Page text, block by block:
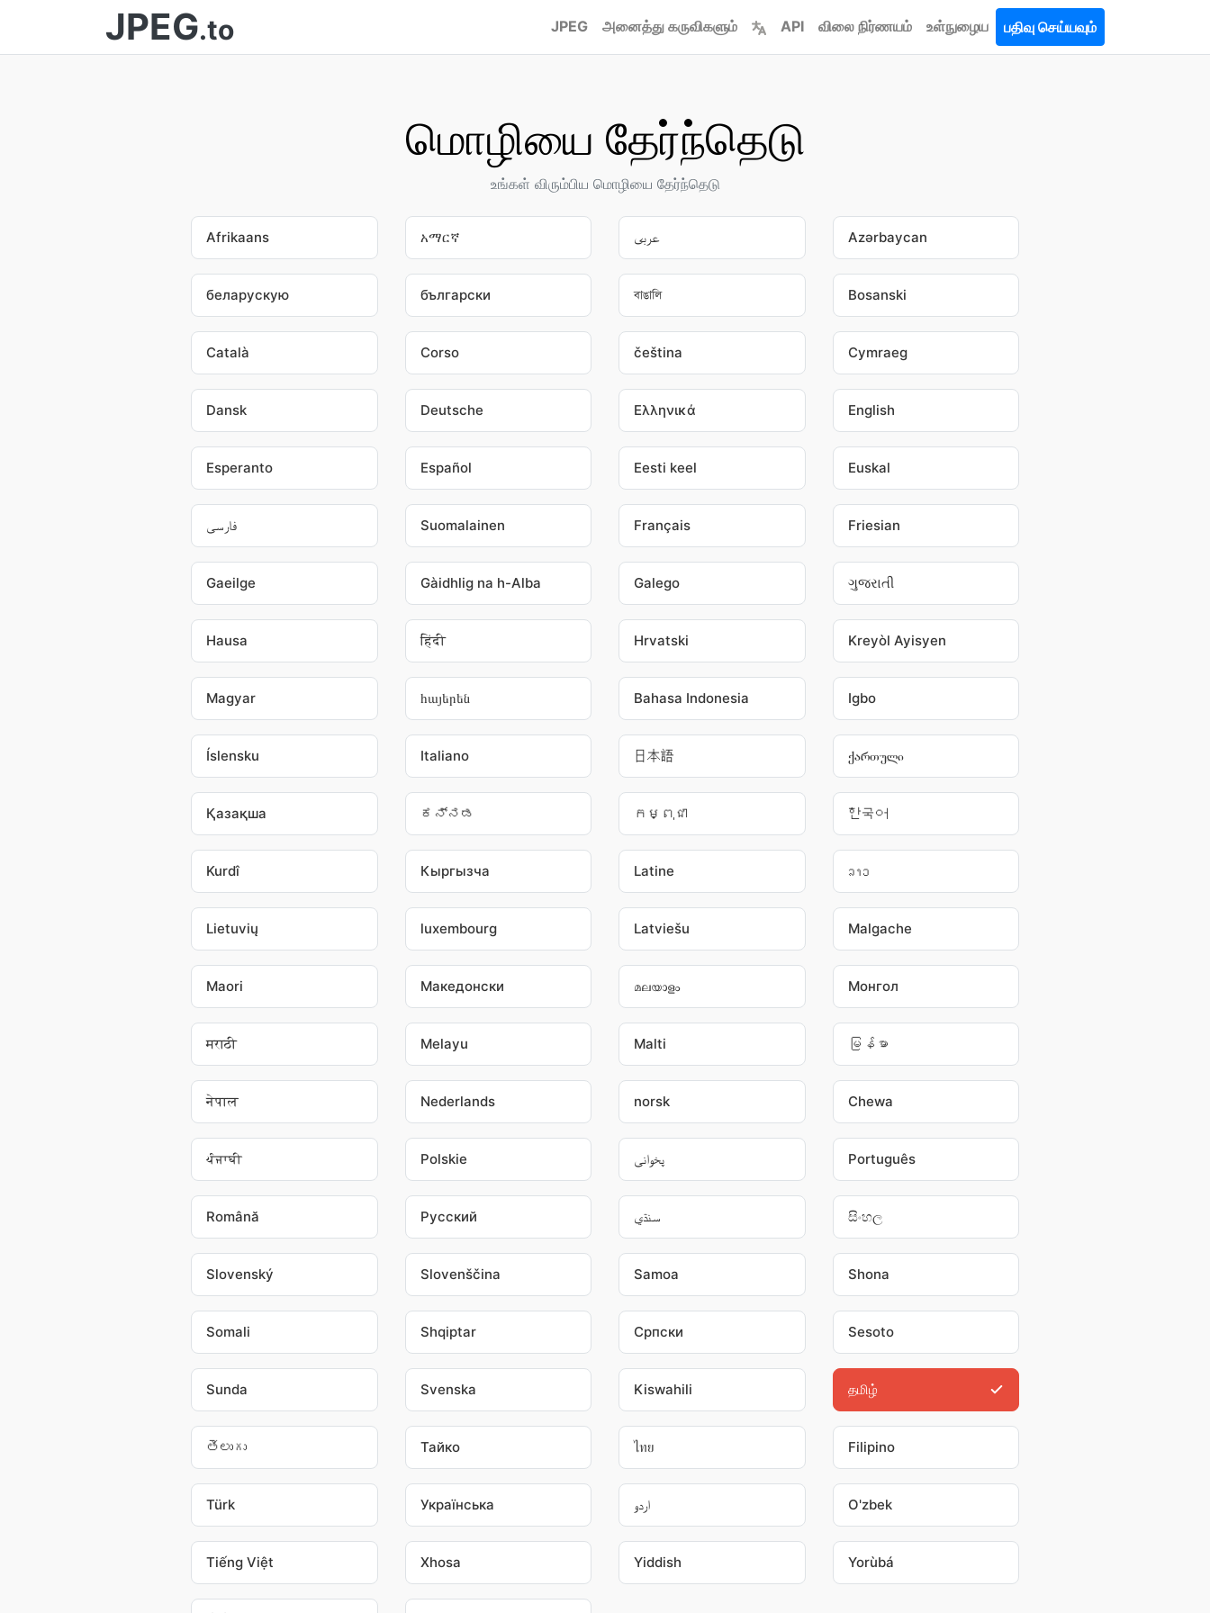
JPEG.to JPEG அனைத்து கருவிகளும் API விலை நிர்ணயம் உள்நுழைய பதிவு செய்யவும்
மொழியை தேர்ந்தெடு
உங்கள் விரும்பிய மொழியை தேர்ந்தெடு
Afrikaans አማርኛ عربى Azərbaycan
беларускую български বাঙালি Bosanski
Català Corso čeština Cymraeg
Dansk Deutsche Ελληνικά English
Esperanto Español Eesti keel Euskal
فارسی Suomalainen Français Friesian
Gaeilge Gàidhlig na h-Alba Galego ગુજરાતી
Hausa हिंदी Hrvatski Kreyòl Ayisyen
Magyar հայերեն Bahasa Indonesia Igbo
Íslensku Italiano 日本語 ქართული
Қазақша ಕನ್ನಡ កម្ពុជា 한국어
Kurdî Кыргызча Latine ລາວ
Lietuvių luxembourg Latviešu Malgache
Maori Македонски മലയാളം Монгол
मराठी Melayu Malti မြန်မာ
नेपाल Nederlands norsk Chewa
ਪੰਜਾਬੀ Polskie پخوانی Português
Română Pусский سنڌي සිංහල
Slovenský Slovenščina Samoa Shona
Somali Shqiptar Српски Sesoto
Sunda Svenska Kiswahili தமிழ்
తెలుగు Тайко ไทย Filipino
Türk Українська اردو O'zbek
Tiếng Việt Xhosa Yiddish Yorùbá